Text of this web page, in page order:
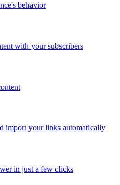
behavior
with your subscribers
import your links automatically
in just a few clicks